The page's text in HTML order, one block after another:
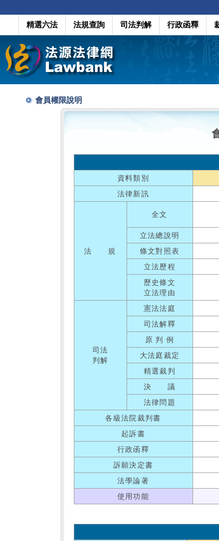
精選六法 法規查詢 司法判解 行政函釋
會員權限說明
資料類別
法律新訊
法 規
全文
立法總說明
條文對照表
立法歷程
歷史條文
立法理由
司法
判解
憲法法庭
司法解釋
原 判 例
大法庭裁定
精選裁判
決 議
法律問題
各級法院裁判書
起訴書
行政函釋
訴願決定書
法學論著
使用功能